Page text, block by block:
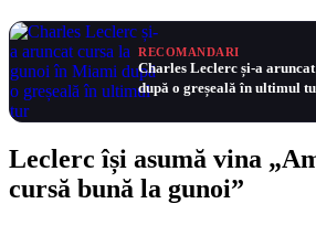
RECOMANDARI
Charles Leclerc și-a
după o greșeală în ultimul
Leclerc își asumă vina
cursă bună la gunoi”